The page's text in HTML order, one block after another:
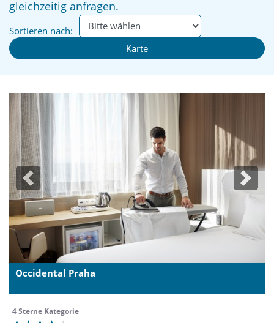
gleichzeitig anfragen.
Sortieren nach:
Karte
Previous Next
Occidental Praha
4 Sterne Kategorie